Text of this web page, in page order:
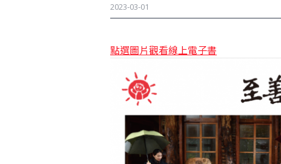
2023-03-01
點選圖片觀看線上電子書